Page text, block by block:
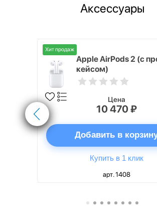
Аксессуары
Хит продаж
Apple AirPods 2 (с
кейсом)
Цена
10 470 ₽
Добавить в
Купить в 1 клик
арт. 1408